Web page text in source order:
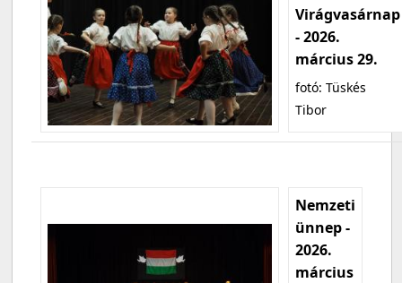
Virágvasárnap
- 2026.
március 29.
fotó: Tüskés
Tibor
Nemzeti
ünnep -
2026.
március